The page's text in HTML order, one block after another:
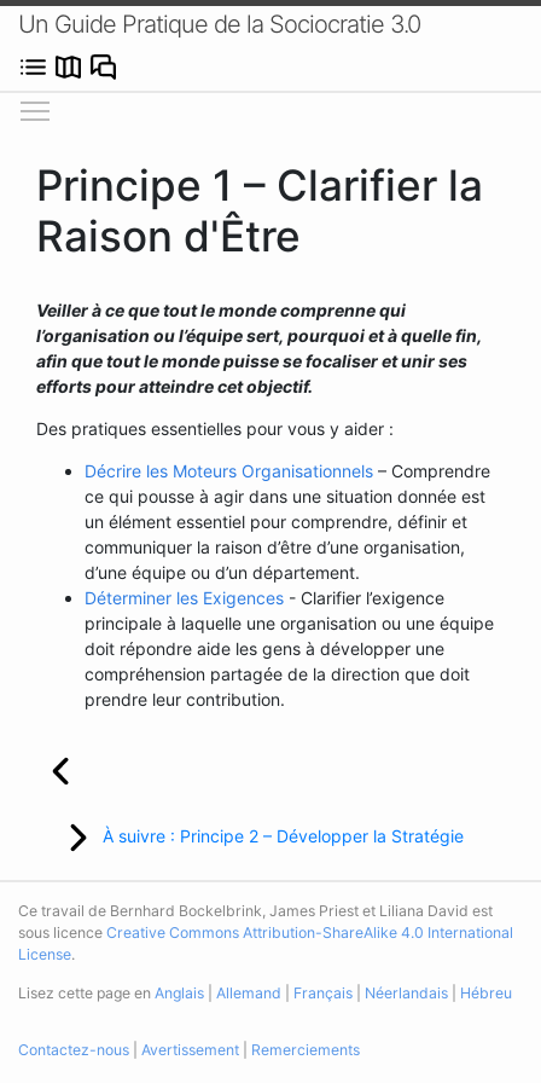
Un Guide Pratique de la Sociocratie 3.0
Principe 1 – Clarifier la
Raison d'Être
Veiller à ce que tout le monde comprenne qui
l’organisation ou l’équipe sert, pourquoi et à quelle fin,
afin que tout le monde puisse se focaliser et unir ses
efforts pour atteindre cet objectif.
Des pratiques essentielles pour vous y aider :
Décrire les Moteurs Organisationnels – Comprendre
ce qui pousse à agir dans une situation donnée est
un élément essentiel pour comprendre, définir et
communiquer la raison d’être d’une organisation,
d’une équipe ou d’un département.
Déterminer les Exigences - Clarifier l’exigence
principale à laquelle une organisation ou une équipe
doit répondre aide les gens à développer une
compréhension partagée de la direction que doit
prendre leur contribution.
À suivre : Principe 2 – Développer la Stratégie
Ce travail de Bernhard Bockelbrink, James Priest et Liliana David est
sous licence Creative Commons Attribution-ShareAlike 4.0 International
License.
Lisez cette page en Anglais Allemand Français Néerlandais Hébreu
Contactez-nous Avertissement Remerciements